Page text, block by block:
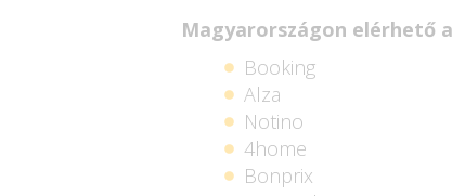
Magyarországon
Booking
Alza
Notino
4home
Bonprix